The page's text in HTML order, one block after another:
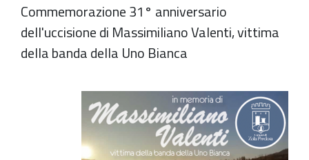
Commemorazione 31° anniversario
dell'uccisione di Massimiliano Valenti, vittima
della banda della Uno Bianca
https://old.comune.zolapredosa.bo.it/events/